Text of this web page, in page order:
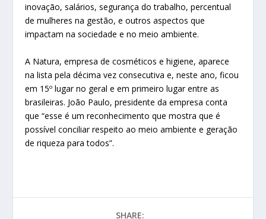
inovação, salários, segurança do trabalho, percentual
de mulheres na gestão, e outros aspectos que
impactam na sociedade e no meio ambiente.
A Natura, empresa de cosméticos e higiene, aparece
na lista pela décima vez consecutiva e, neste ano, ficou
em 15º lugar no geral e em primeiro lugar entre as
brasileiras. João Paulo, presidente da empresa conta
que “esse é um reconhecimento que mostra que é
possível conciliar respeito ao meio ambiente e geração
de riqueza para todos”.
SHARE: